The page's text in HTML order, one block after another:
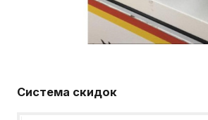
Система скидок